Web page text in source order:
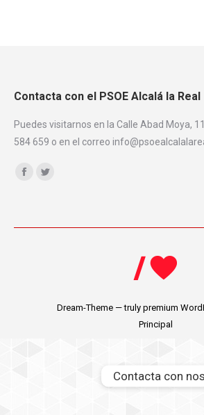
Contacta con el PSOE Alcalá la Real
Puedes visitarnos en la Calle Abad Moya,
584 659 o en el correo
Encuéntranos en:
Dream-Theme — truly premium
Principal
Contacta con